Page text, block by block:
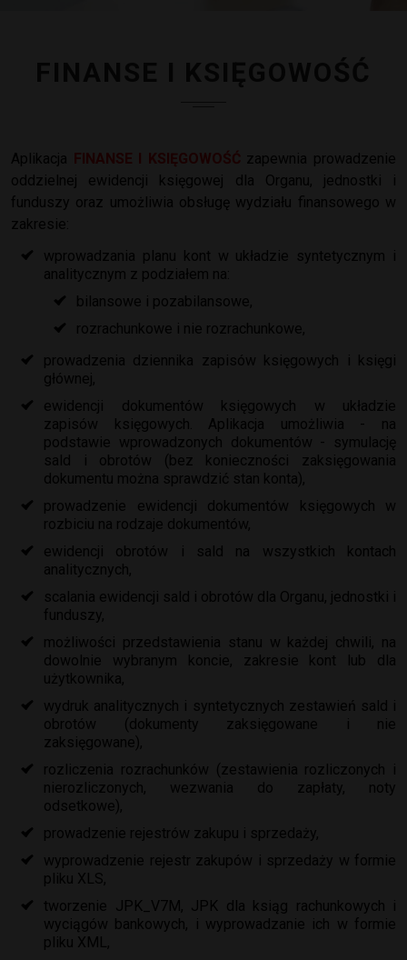
Aplikacja FINANSE I KSIĘGOWOŚĆ zapewnia prowadzenie
oddzielnej ewidencji księgowej dla Organu, jednostki i
funduszy oraz umożliwia obsługę wydziału finansowego w
zakresie:
wprowadzania planu kont w układzie syntetycznym i
analitycznym z podziałem na:
bilansowe i pozabilansowe,
rozrachunkowe i nie rozrachunkowe,
prowadzenia dziennika zapisów księgowych i księgi
głównej,
ewidencji dokumentów księgowych w układzie
zapisów księgowych. Aplikacja umożliwia - na
podstawie wprowadzonych dokumentów - symulację
sald i obrotów (bez konieczności zaksięgowania
dokumentu można sprawdzić stan konta),
prowadzenie ewidencji dokumentów księgowych w
rozbiciu na rodzaje dokumentów,
ewidencji obrotów i sald na wszystkich kontach
analitycznych,
scalania ewidencji sald i obrotów dla Organu, jednostki i
funduszy,
możliwości przedstawienia stanu w każdej chwili, na
dowolnie wybranym koncie, zakresie kont lub dla
użytkownika,
wydruk analitycznych i syntetycznych zestawień sald i
obrotów (dokumenty zaksięgowane i nie
zaksięgowane),
rozliczenia rozrachunków (zestawienia rozliczonych i
nierozliczonych, wezwania do zapłaty, noty
odsetkowe),
prowadzenie rejestrów zakupu i sprzedaży,
wyprowadzenie rejestr zakupów i sprzedaży w formie
pliku XLS,
tworzenie JPK_V7M, JPK dla ksiąg rachunkowych i
wyciągów bankowych, i wyprowadzanie ich w formie
pliku XML,